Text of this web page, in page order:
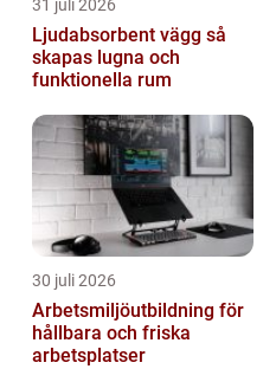
31 juli 2026
Ljudabsorbent vägg så
skapas lugna och
funktionella rum
30 juli 2026
Arbetsmiljöutbildning för
hållbara och friska
arbetsplatser